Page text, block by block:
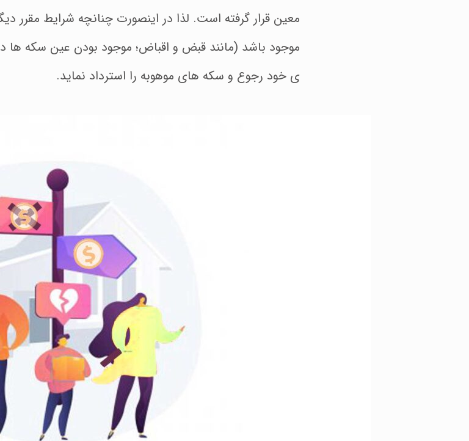
معین قرار گرفته است. لذا در اینصورت چنانچه شرایط مقرر
موجود باشد (مانند قبض و اقباض؛ موجود بودن عین سکه ها
ی خود رجوع و سکه های موهوبه را استرداد نماید.